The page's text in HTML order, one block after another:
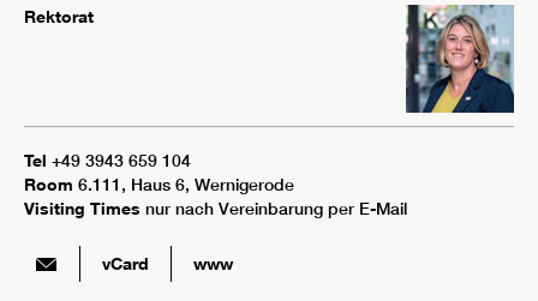
Rektorat
Tel +49 3943 659 104
Room 6.111, Haus 6, Wernigerode
Visiting Times nur nach Vereinbarung per E-Mail
vCard www